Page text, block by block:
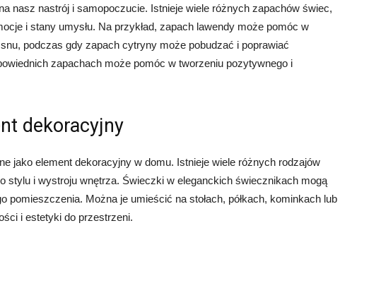
nasz nastrój i samopoczucie. Istnieje wiele różnych zapachów świec,
i stany umysłu. Na przykład, zapach lawendy może pomóc w
podczas gdy zapach cytryny może pobudzać i poprawiać
zapachach może pomóc w tworzeniu pozytywnego i
dekoracyjny
jako element dekoracyjny w domu. Istnieje wiele różnych rodzajów
stylu i wystroju wnętrza. Świeczki w eleganckich świecznikach mogą
pomieszczenia. Można je umieścić na stołach, półkach, kominkach lub
i estetyki do przestrzeni.